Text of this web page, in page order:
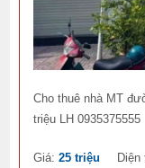
Cho thuê nhà MT
triệu LH 0935375555
Giá:25 triệu